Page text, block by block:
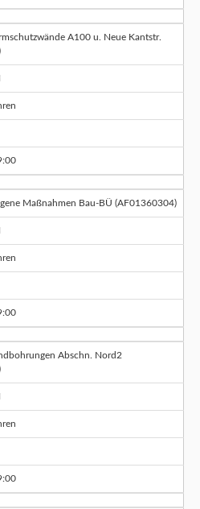
A100 u. Neue Kantstr.
Maßnahmen Bau-BÜ (AF01360304)
Abschn. Nord2